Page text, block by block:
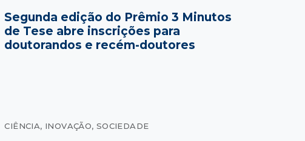
Segunda edição do Prêmio 3 Minutos
de Tese abre inscrições para
doutorandos e recém-doutores
CIÊNCIA, INOVAÇÃO, SOCIEDADE